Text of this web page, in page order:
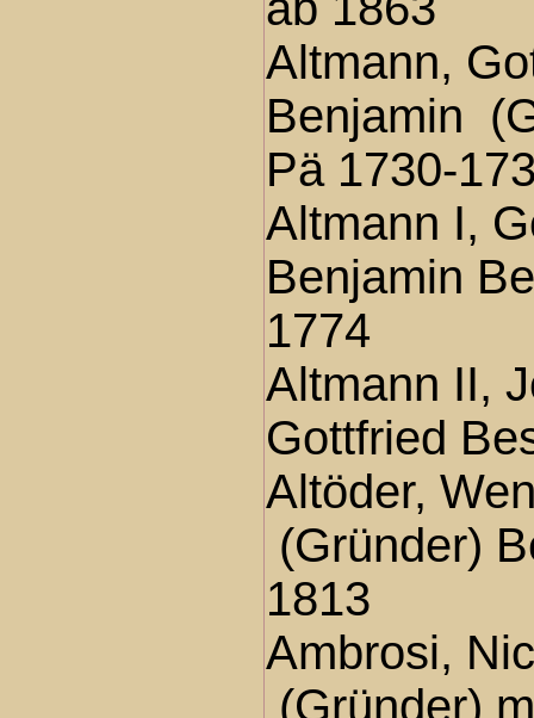
Altmann,
Benjamin
Pä 1730-
Altmann I,
Benjamin
1774
Altmann II,
Gottfried
Altöder,
(Gründer)
1813
Ambrosi,
(Gründer)